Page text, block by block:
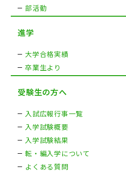
部活動
進学
大学合格実績
卒業生より
受験生の方へ
入試広報行事一覧
入学試験概要
入学試験結果
転・編入学について
よくある質問